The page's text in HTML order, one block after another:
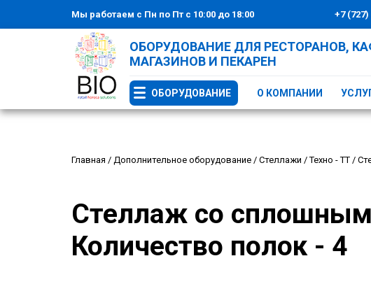
Мы работаем с Пн по Пт с 10:00 до 18:00 +7
ОБОРУДОВАНИЕ ДЛЯ РЕСТОРАНОВ,
МАГАЗИНОВ И ПЕКАРЕН
ОБОРУДОВАНИЕ О КОМПАНИИ
Главная / Дополнительное оборудование / Стеллажи /Техно - ТТ /
Стеллаж со
Количество полок - 4